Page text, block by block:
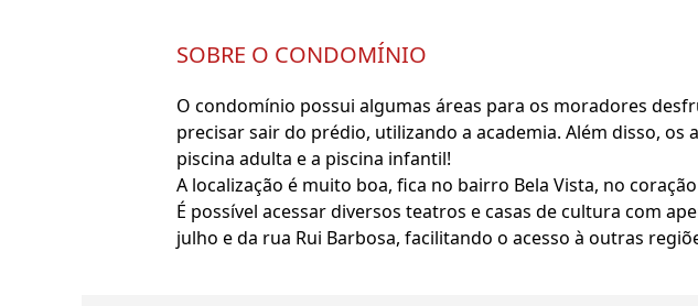
SOBRE O CONDOMÍNIO
O condomínio possui algumas áreas para os moradores
precisar sair do prédio, utilizando a academia. Além disso,
piscina adulta e a piscina infantil!
A localização é muito boa, fica no bairro Bela Vista, no
É possível acessar diversos teatros e casas de cultura com
julho e da rua Rui Barbosa, facilitando o acesso à outras